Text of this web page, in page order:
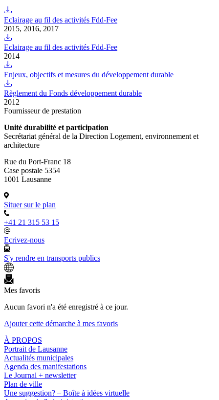
Eclairage au fil des activités Fdd-Fee
2015, 2016, 2017
Eclairage au fil des activités Fdd-Fee
2014
Enjeux, objectifs et mesures du développement durable
Règlement du Fonds développement durable
2012
Fournisseur de prestation
Unité durabilité et participation
Secrétariat général de la Direction Logement, environnement et
architecture
Rue du Port-Franc 18
Case postale 5354
1001 Lausanne
Situer sur le plan
+41 21 315 53 15
Ecrivez-nous
S'y rendre en transports publics
Mes favoris
Aucun favori n'a été enregistré à ce jour.
Ajouter cette démarche à mes favoris
À PROPOS
Portrait de Lausanne
Actualités municipales
Agenda des manifestations
Le Journal + newsletter
Plan de ville
Une suggestion? – Boîte à idées virtuelle